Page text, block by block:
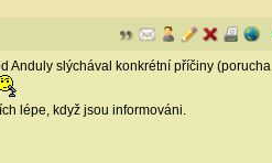
Anduly slýchával konkrétní příčiny (porucha
lépe, když jsou informováni.